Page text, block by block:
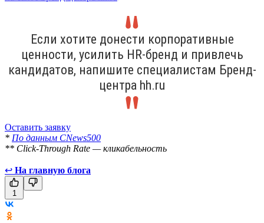
Если хотите донести корпоративные
ценности, усилить HR-бренд и привлечь
кандидатов, напишите специалистам Бренд-
центра hh.ru
Оставить заявку
* По данным CNews500
** Click-Through Rate — кликабельность
↩ На главную блога
1